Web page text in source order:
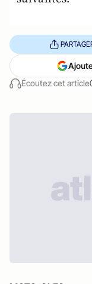
Écoutez cet article